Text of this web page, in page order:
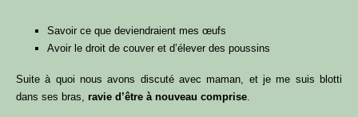
Savoir ce que deviendraient mes œufs
Avoir le droit de couver et d’élever des poussins
Suite à quoi nous avons discuté avec maman, et je me suis blotti
dans ses bras, ravie d’être à nouveau comprise